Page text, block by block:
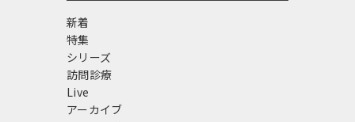
新着
特集
シリーズ
訪問診療
Live
アーカイブ